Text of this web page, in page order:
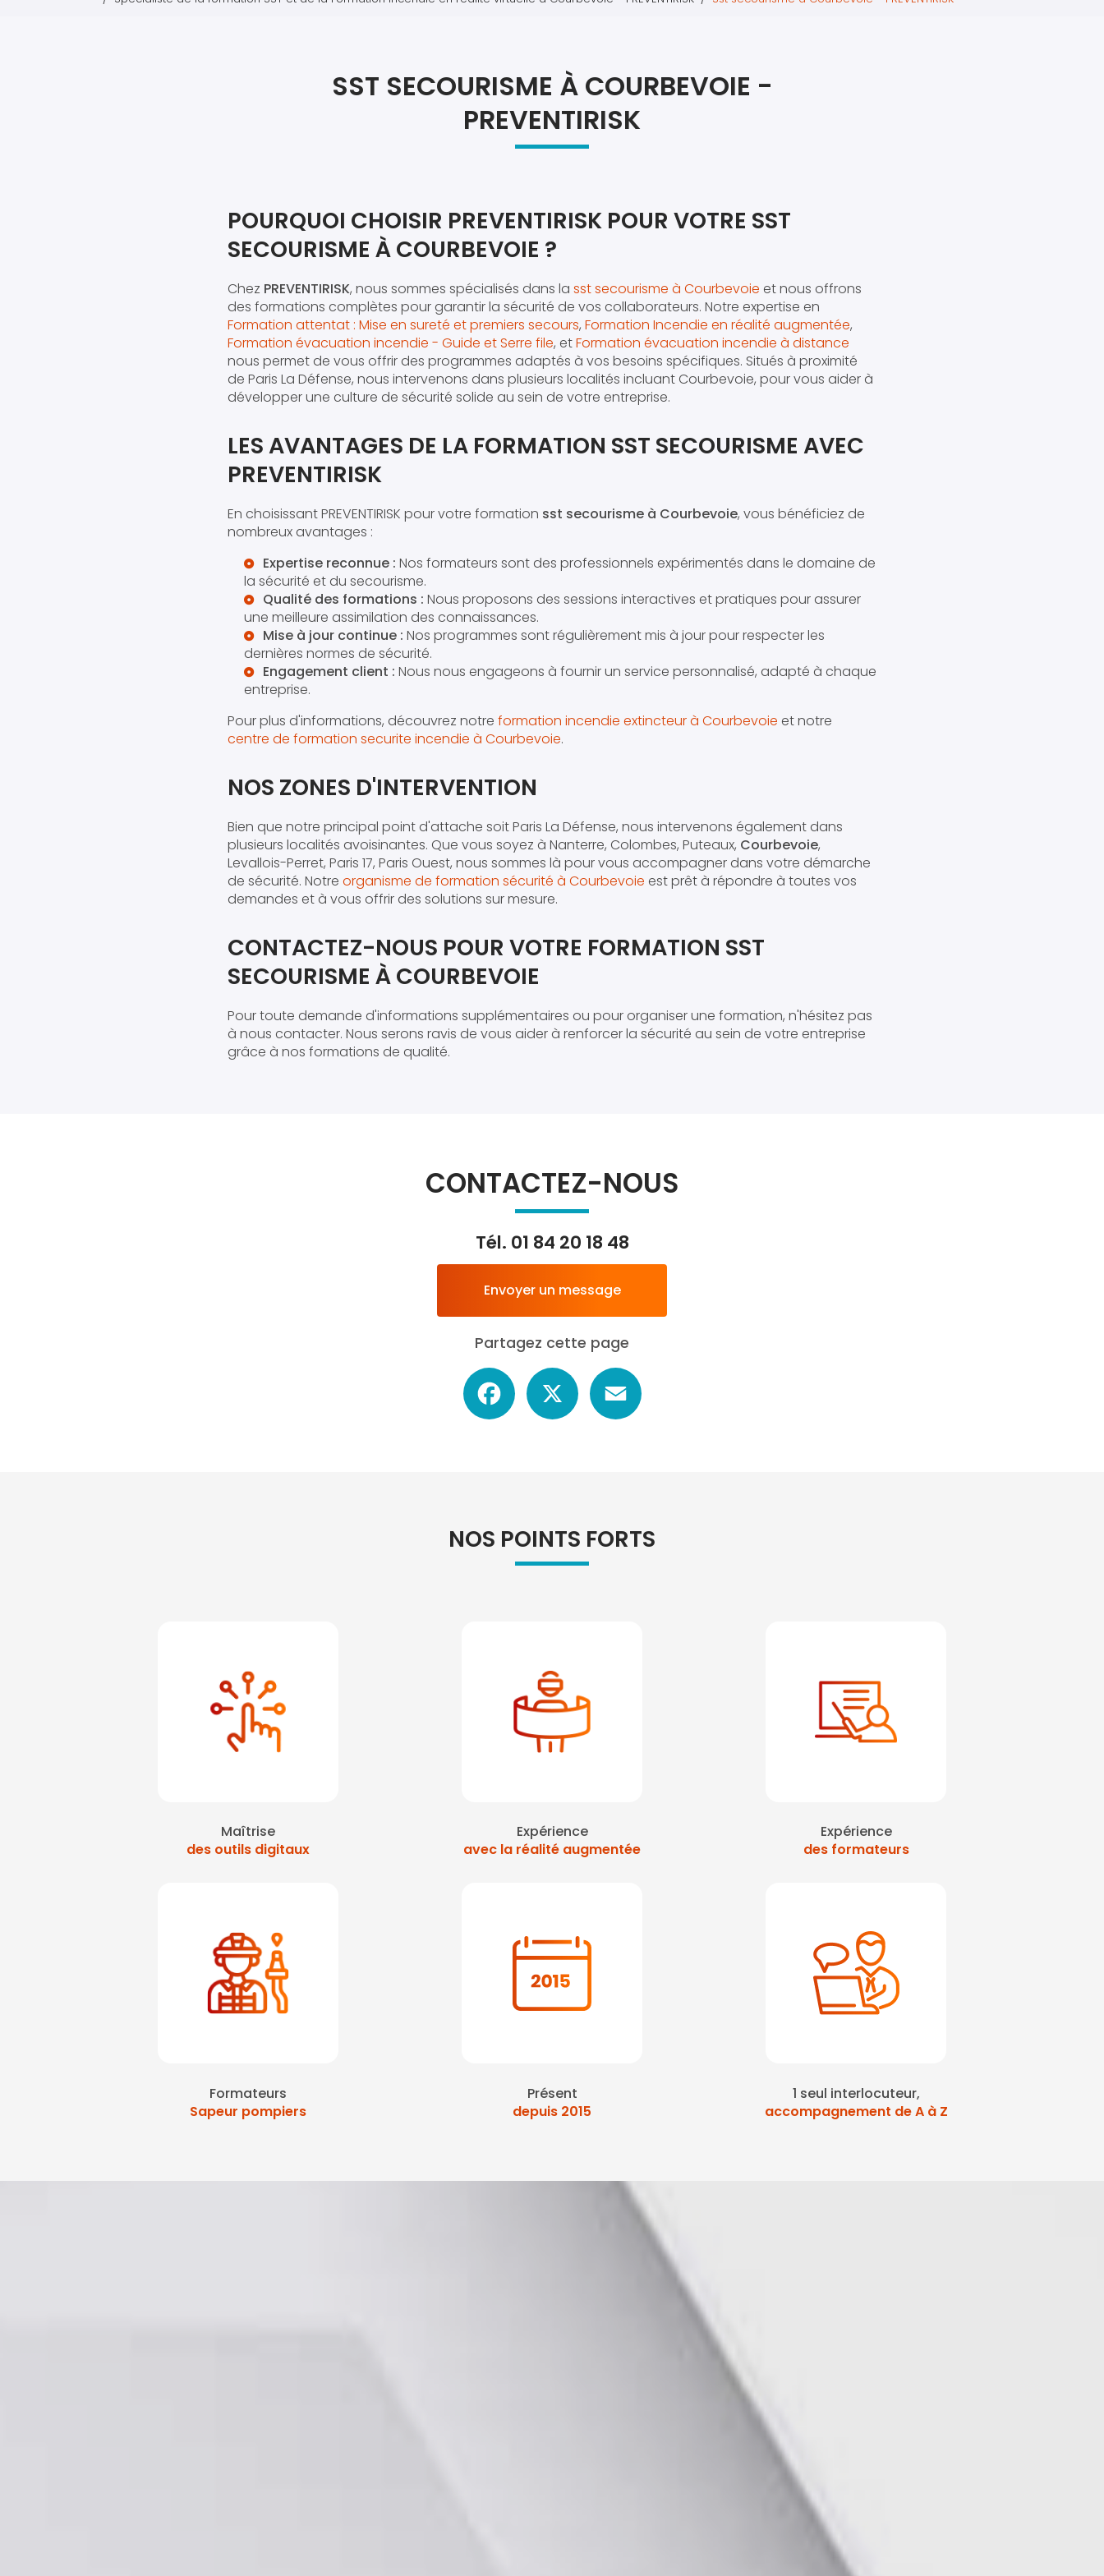
SST SECOURISME À COURBEVOIE -
PREVENTIRISK
POURQUOI CHOISIR PREVENTIRISK POUR VOTRE SST
SECOURISME À COURBEVOIE ?
Chez PREVENTIRISK, nous sommes spécialisés dans la sst secourisme à Courbevoie et nous offrons
des formations complètes pour garantir la sécurité de vos collaborateurs. Notre expertise en
Formation attentat : Mise en sureté et premiers secours, Formation Incendie en réalité augmentée,
Formation évacuation incendie - Guide et Serre file, etFormation évacuation incendie à distance
nous permet de vous offrir des programmes adaptés à vos besoins spécifiques. Situés à proximité
de Paris La Défense, nous intervenons dans plusieurs localités incluant Courbevoie, pour vous aider à
développer une culture de sécurité solide au sein de votre entreprise.
LES AVANTAGES DE LA FORMATION SST SECOURISME AVEC
PREVENTIRISK
En choisissant PREVENTIRISK pour votre formation sst secourisme à Courbevoie, vous bénéficiez de
nombreux avantages :
Expertise reconnue : Nos formateurs sont des professionnels expérimentés dans le domaine de
la sécurité et du secourisme.
Qualité des formations : Nous proposons des sessions interactives et pratiques pour assurer
une meilleure assimilation des connaissances.
Mise à jour continue : Nos programmes sont régulièrement mis à jour pour respecter les
dernières normes de sécurité.
Engagement client : Nous nous engageons à fournir un service personnalisé, adapté à chaque
entreprise.
Pour plus d'informations, découvrez notre formation incendie extincteur à Courbevoie et notre
centre de formation securite incendie à Courbevoie.
NOS ZONES D'INTERVENTION
Bien que notre principal point d'attache soit Paris La Défense, nous intervenons également dans
plusieurs localités avoisinantes. Que vous soyez à Nanterre, Colombes, Puteaux, Courbevoie,
Levallois-Perret, Paris 17, Paris Ouest, nous sommes là pour vous accompagner dans votre démarche
de sécurité. Notre organisme de formation sécurité à Courbevoie est prêt à répondre à toutes vos
demandes et à vous offrir des solutions sur mesure.
CONTACTEZ-NOUS POUR VOTRE FORMATION SST
SECOURISME À COURBEVOIE
Pour toute demande d'informations supplémentaires ou pour organiser une formation, n'hésitez pas
à nous contacter. Nous serons ravis de vous aider à renforcer la sécurité au sein de votre entreprise
grâce à nos formations de qualité.
CONTACTEZ-NOUS
Tél. 01 84 20 18 48
Envoyer un message
Partagez cette page
Facebook
NOS POINTS FORTS
Maîtrise
des outils digitaux
Expérience
avec la réalité augmentée
Expérience
des formateurs
Formateurs
Sapeur pompiers
Présent
depuis 2015
1 seul interlocuteur,
accompagnement de A à Z